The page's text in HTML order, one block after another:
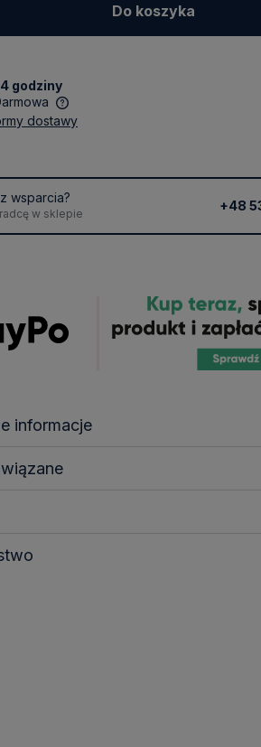
Do koszyka
godziny
dostawy
wsparcia?
w sklepie
+48
informacje